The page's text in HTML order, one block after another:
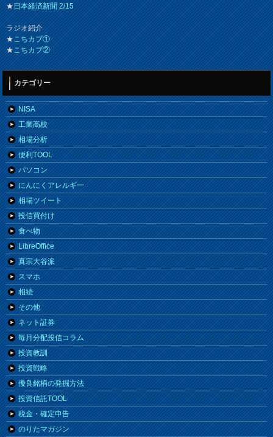
★日本経済新聞 2/15
ラジオ紹介
★こちカブ①
★こちカブ②
カテゴリー
NISA
工業高校
相場分析
便利TOOL
パソコン
にんにくアレルギー
相場ツイート
投信買付け
食べ物
LibreOffice
真宗大谷派
スマホ
相続
その他
ネット証券
毎月分配投信コラム
投資教訓
投資戦略
優良銘柄の発掘方法
投資信託TOOL
税金・確定申告
のりたマガジン